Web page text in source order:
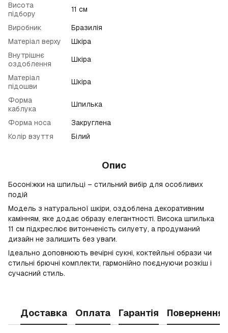
Висота
підбору
11 см
Виробник
Бразилія
Матеріал верху
Шкіра
Внутрішнє
оздоблення
Шкіра
Матеріал
підошви
Шкіра
Форма
каблука
Шпилька
Форма носа
Закруглена
Колір взуття
Білий
Опис
Босоніжки на шпильці – стильний вибір для особливих
подій
Модель з натуральної шкіри, оздоблена декоративним
камінням, яке додає образу елегантності. Висока шпилька
11 см підкреслює витонченість силуету, а продуманий
дизайн не залишить без уваги.
Ідеально доповнюють вечірні сукні, коктейльні образи чи
стильні брючні комплекти, гармонійно поєднуючи розкіш і
сучасний стиль.
Доставка Оплата Гарантія Повернення